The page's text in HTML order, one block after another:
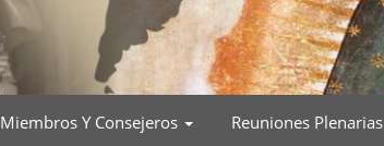
Miembros Y Consejeros Reuniones Plenarias